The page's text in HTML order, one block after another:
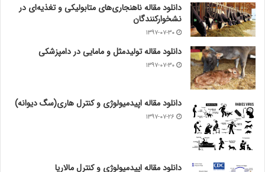
دانلود مقاله ناهنجاری‌های متابولیکی و تغذیه‌ای در
نشخوارکنندگان
۱۳۹۷-۰۷-۳۰
دانلود مقاله تولیدمثل و مامایی در دامپزشکی
۱۳۹۷-۰۷-۳۰
دانلود مقاله اپیدمیولوژی و کنترل هاری(سگ دیوانه)
۱۳۹۷-۰۷-۲۶
دانلود مقاله اپیدمیولوژی و کنترل مالاریا